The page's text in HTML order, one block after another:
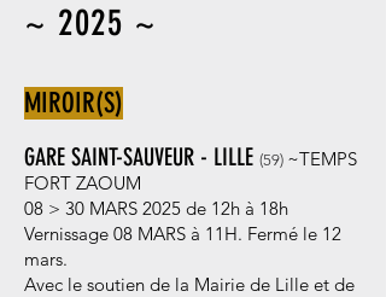
~ 2025 ~
MIROIR(S)
GARE SAINT-SAUVEUR - LILLE (59) ~TEMPS
FORT ZAOUM
08 > 30 MARS 2025 de 12h à 18h
Vernissage 08 MARS à 11H. Fermé le 12
mars.
Avec le soutien de la Mairie de Lille et de